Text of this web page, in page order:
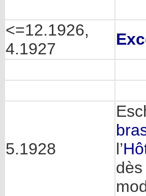
<=12.1926,
4.1927
5.1928
l’